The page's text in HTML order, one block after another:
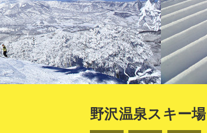
野沢温泉スキー場